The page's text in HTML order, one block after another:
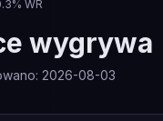
% WR
wygrywa
: 2026-08-03